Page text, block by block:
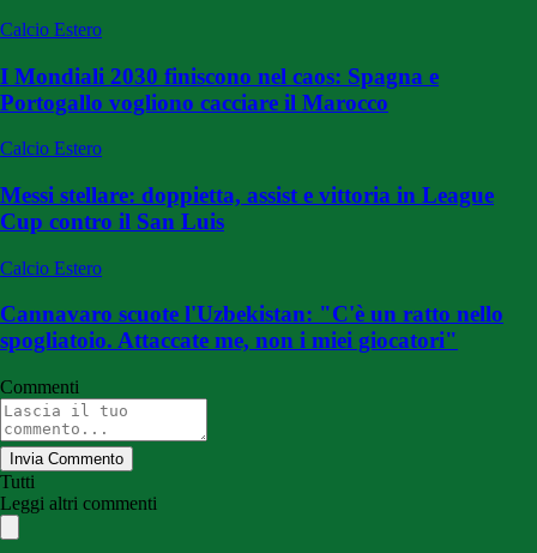
Calcio Estero
I Mondiali 2030 finiscono nel caos: Spagna e
Portogallo vogliono cacciare il Marocco
Calcio Estero
Messi stellare: doppietta, assist e vittoria in League
Cup contro il San Luis
Calcio Estero
Cannavaro scuote l'Uzbekistan: "C'è un ratto nello
spogliatoio. Attaccate me, non i miei giocatori"
Commenti
Invia Commento
Tutti
Leggi altri commenti